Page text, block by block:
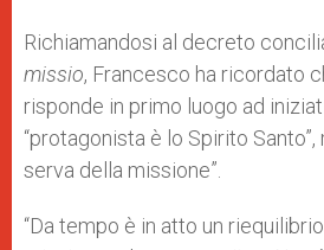
Richiamandosi al decreto
missio, Francesco ha ricordato
risponde in primo luogo ad
“protagonista è lo Spirito Santo”,
serva della missione”.
“Da tempo è in atto un